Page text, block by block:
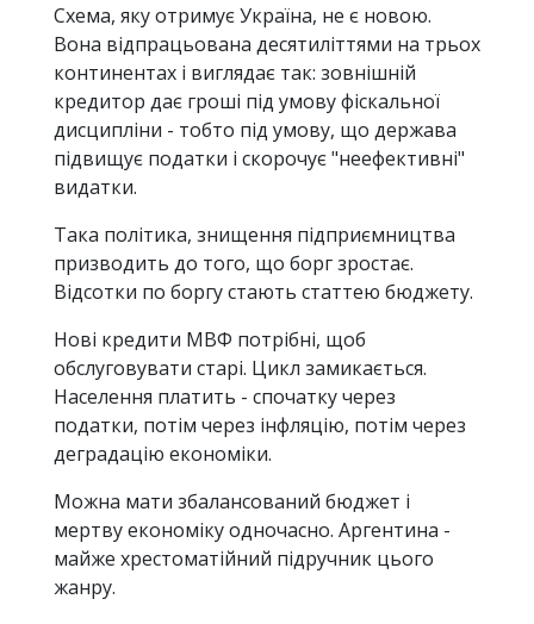
Схема, яку отримує Україна, не є новою.
Вона відпрацьована десятиліттями на трьох
континентах і виглядає так: зовнішній
кредитор дає гроші під умову фіскальної
дисципліни - тобто під умову, що держава
підвищує податки і скорочує "неефективні"
видатки.
Така політика, знищення підприємництва
призводить до того, що борг зростає.
Відсотки по боргу стають статтею бюджету.
Нові кредити МВФ потрібні, щоб
обслуговувати старі. Цикл замикається.
Населення платить - спочатку через
податки, потім через інфляцію, потім через
деградацію економіки.
Можна мати збалансований бюджет і
мертву економіку одночасно. Аргентина -
майже хрестоматійний підручник цього
жанру.